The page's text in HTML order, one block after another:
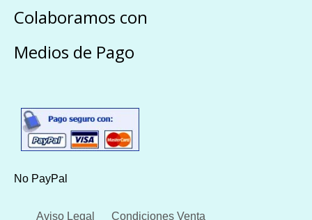
Colaboramos con
Medios de Pago
No PayPal
Aviso Legal Condiciones Venta